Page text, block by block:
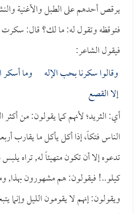
يرقص أحدهم على الطبل والأغنية
فتوقظه وتقول له: ما لك؟ قال:
فيقول الشاعر:
وقالوا سكرنا بحب الإله وما أسكر
إلا القصع
أي: الثريد؛ لأنهم كما يقولون: من
الناس فتكاً، إذا أكل يأكل ما يقارب
تدعوه إلا أن تكون متهيئاً له, تراه
كيلو..! فيقولون: هم مشهورون
ويقولون: إنهم لا يقومون الليل